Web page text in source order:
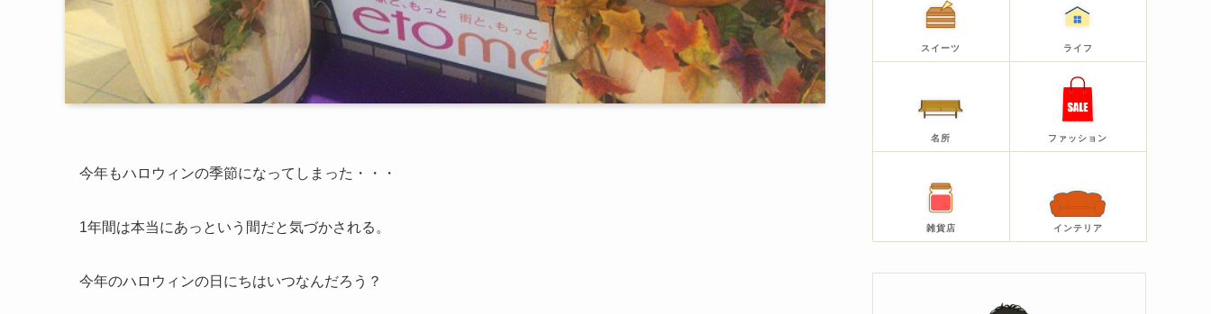
今年もハロウィンの季節になってしまった・・・
1年間は本当にあっという間だと気づかされる。
今年のハロウィンの日にちはいつなんだろう？
スイーツ ライフ
名所 ファッション
雑貨店 インテリア